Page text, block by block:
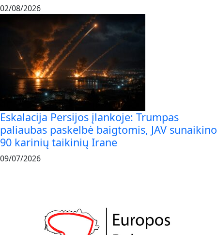
02/08/2026
Eskalacija Persijos įlankoje: Trumpas
paliaubas paskelbė baigtomis, JAV sunaikino
90 karinių taikinių Irane
09/07/2026